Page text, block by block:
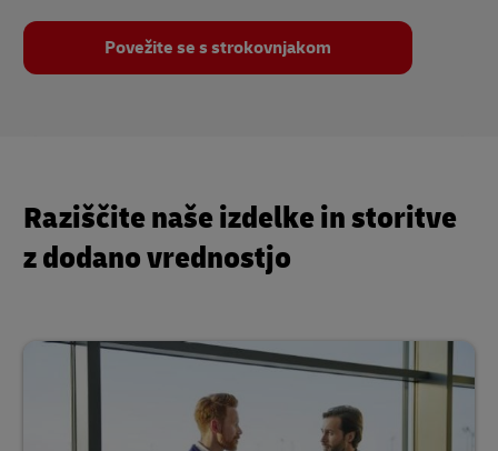
Povežite se s strokovnjakom
Raziščite naše izdelke in storitve
z dodano vrednostjo